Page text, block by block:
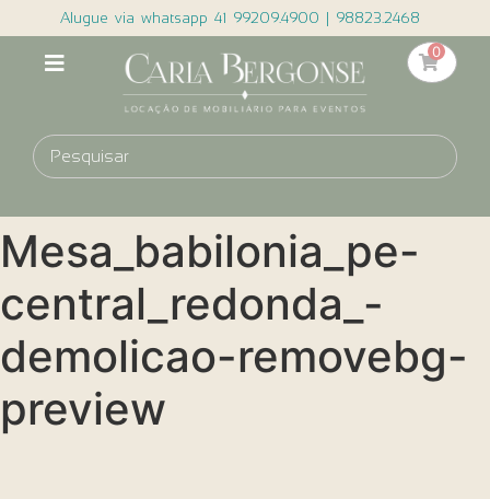
Alugue via whatsapp 41 99209.4900 | 98823.2468
0
Mesa_babilonia_pe-
central_redonda_-
demolicao-removebg-
preview